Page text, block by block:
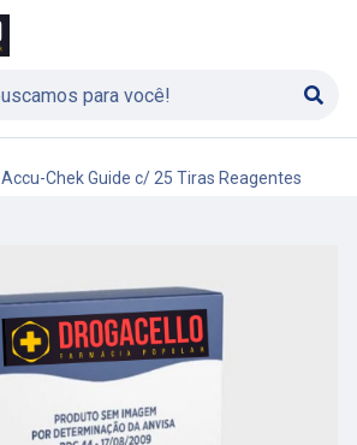
Accu-Chek Guide c/ 25 Tiras Reagentes